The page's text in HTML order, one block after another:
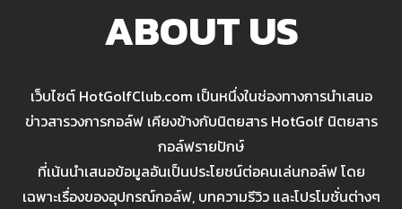
ABOUT US
เว็บไซต์ HotGolfClub.com เป็นหนึ่งในช่องทางการนำเสนอ
ข่าวสารวงการกอล์ฟ เคียงข้างกับนิตยสาร HotGolf นิตยสาร
กอล์ฟรายปักษ์
ที่เน้นนำเสนอข้อมูลอันเป็นประโยชน์ต่อคนเล่นกอล์ฟ โดย
เฉพาะเรื่องของอุปกรณ์กอล์ฟ, บทความรีวิว และโปรโมชั่นต่างๆ